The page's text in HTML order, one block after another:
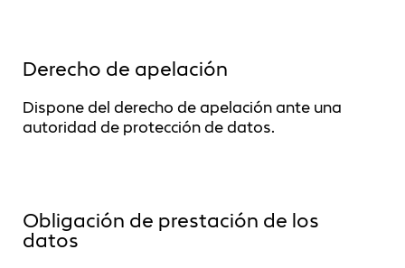
Derecho de apelación
Dispone del derecho de apelación ante una
autoridad de protección de datos.
Obligación de prestación de los
datos